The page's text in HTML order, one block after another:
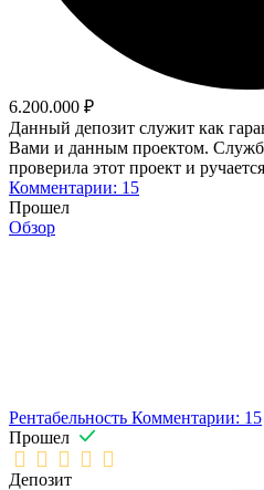
6.200.000 ₽
Данный депозит служит как
Вами и данным проектом.
проверила этот проект и
Комментарии: 15
Прошел
Обзор
Рентабельность Комментарии: 15
Прошел
Депозит